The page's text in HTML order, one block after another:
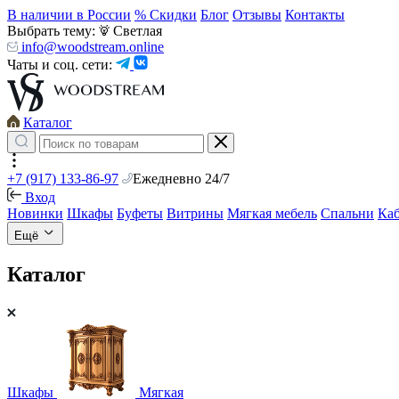
В наличии в России % Скидки Блог Отзывы Контакты
Выбрать тему:
Светлая
info@woodstream.online
Чаты и соц. сети:
Каталог
+7 (917) 133-86-97
Ежедневно 24/7
Вход
Новинки Шкафы Буфеты Витрины Мягкая мебель Спальни
Ещё
Каталог
Шкафы Мягкая